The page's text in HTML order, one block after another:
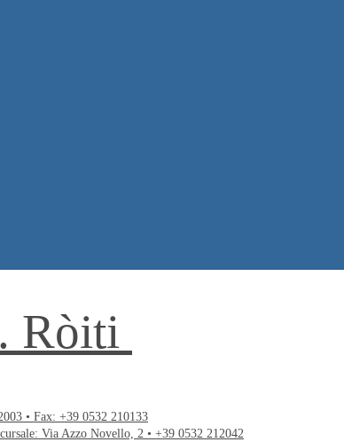
Ròiti
• Fax: +39 0532 210133
Via Azzo Novello, 2 • +39 0532 212042